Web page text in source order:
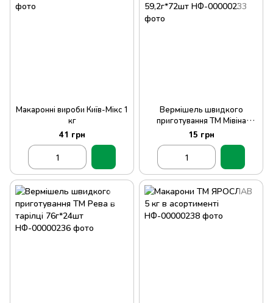
Макаронні вироби Київ-Мікс 1
кг
41 грн
Вермішель швидкого
приготування ТМ Мівіна
59,2г*72шт
15 грн